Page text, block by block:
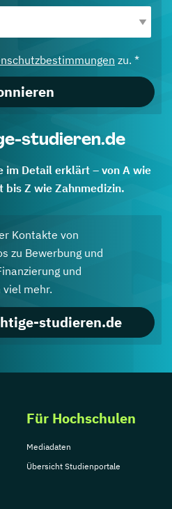
zu. *
studieren.de
im Detail erklärt – von A wie
bis Z wie Zahnmedizin.
Kontakte von
zu Bewerbung und
und
viel mehr.
studieren.de
Für Hochschulen
Mediadaten
Übersicht Studienportale